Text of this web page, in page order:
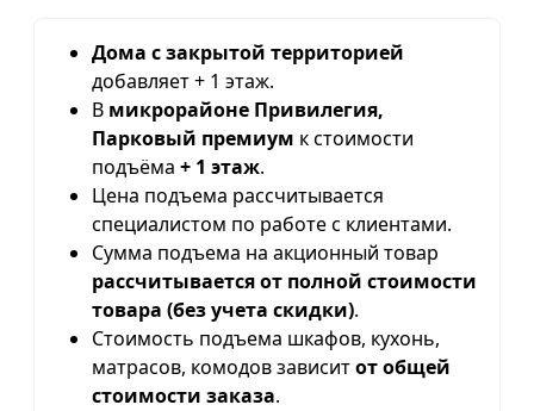
Дома с закрытой территорией
добавляет + 1 этаж.
В микрорайоне Привилегия,
Парковый премиум к стоимости
подъёма + 1 этаж.
Цена подъема рассчитывается
специалистом по работе с клиентами.
Сумма подъема на акционный товар
рассчитывается от полной стоимости
товара (без учета скидки).
Стоимость подъема шкафов, кухонь,
матрасов, комодов зависитот общей
стоимости заказа.